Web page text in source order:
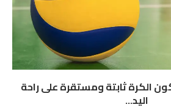
الكرة ثابتة ومستقرة على راحة
اليد...